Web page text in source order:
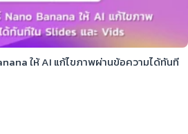
ให้ AI แก้ไขภาพผ่านข้อความได้ทันที